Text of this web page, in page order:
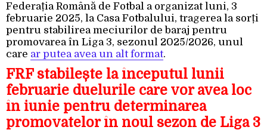
Federația Română de Fotbal a organizat luni, 3
februarie 2025, la Casa Fotbalului, tragerea la sorți
pentru stabilirea meciurilor de baraj pentru
promovarea în Liga 3, sezonul 2025/2026, unul
care ar putea avea un alt format.
FRF stabilește la începutul lunii
februarie duelurile care vor avea loc
în iunie pentru determinarea
promovatelor în noul sezon de Liga 3